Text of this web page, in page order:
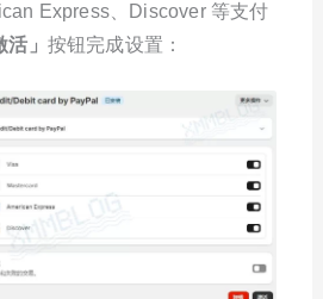
Express、Discover 等支付
活」 按钮完成设置：